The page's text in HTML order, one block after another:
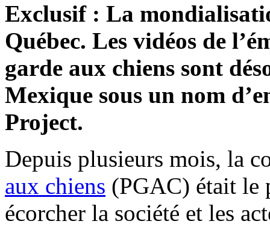
Exclusif : La
Québec. Les vidéos de
garde aux chiens sont
Mexique sous un nom
Project.
Depuis plusieurs mois, la
aux chiens (PGAC) était le
écorcher la société et les